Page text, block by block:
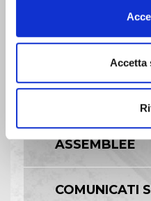
Accetta
EVENTI E
DISPONIBILE
BILANCI E
ASSEMBLEE
COMUNICATI